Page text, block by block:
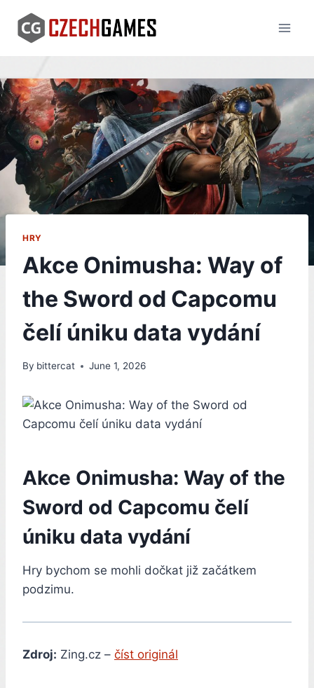
content
HRY
Akce Onimusha: Way of
the Sword od Capcomu
čelí úniku data vydání
By bittercat June 1, 2026
Akce Onimusha: Way of the
Sword od Capcomu čelí
úniku data vydání
Hry bychom se mohli dočkat již začátkem
podzimu.
Zdroj: Zing.cz – číst originál